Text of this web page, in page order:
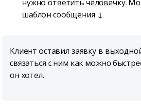
нужно ответить человечку.
шаблон сообщения ↓
Клиент оставил заявку в
связаться с ним как можно
он хотел.